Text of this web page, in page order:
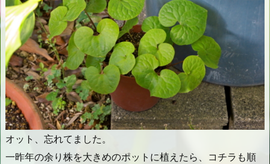
オット、忘れてました。
一昨年の余り株を大きめのポットに植えたら、コチラも順